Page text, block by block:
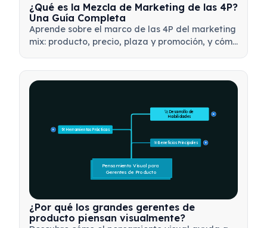
¿Qué es la Mezcla de Marketing de las 4P?
Una Guía Completa
Aprende sobre el marco de las 4P del marketing
mix: producto, precio, plaza y promoción, y cómo
🎯 Beneficios Principales 15
🛠️ Herramientas Prácticas
15
🚀 Desarrollo de
Habilidades
15
Pensamiento Visual para
Gerentes de Producto
¿Por qué los grandes gerentes de
producto piensan visualmente?